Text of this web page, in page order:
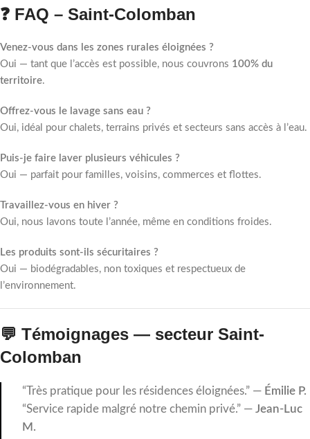
❓ FAQ – Saint-Colomban
Venez-vous dans les zones rurales éloignées ?
Oui — tant que l’accès est possible, nous couvrons 100% du
territoire.
Offrez-vous le lavage sans eau ?
Oui, idéal pour chalets, terrains privés et secteurs sans accès à l’eau.
Puis-je faire laver plusieurs véhicules ?
Oui — parfait pour familles, voisins, commerces et flottes.
Travaillez-vous en hiver ?
Oui, nous lavons toute l’année, même en conditions froides.
Les produits sont-ils sécuritaires ?
Oui — biodégradables, non toxiques et respectueux de
l’environnement.
💬 Témoignages — secteur Saint-
Colomban
“Très pratique pour les résidences éloignées.” — Émilie P.
“Service rapide malgré notre chemin privé.” — Jean-Luc
M.